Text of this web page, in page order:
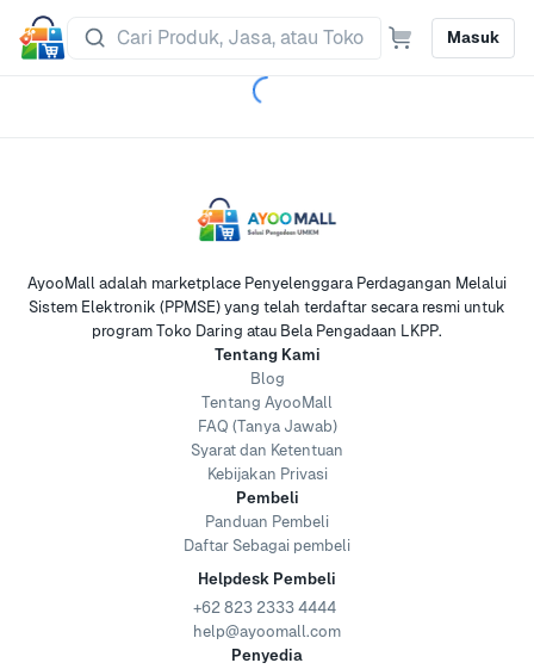
Masuk
AyooMall adalah marketplace Penyelenggara Perdagangan Melalui
Sistem Elektronik (PPMSE) yang telah terdaftar secara resmi untuk
program Toko Daring atau Bela Pengadaan LKPP.
Tentang Kami
Blog
Tentang AyooMall
FAQ (Tanya Jawab)
Syarat dan Ketentuan
Kebijakan Privasi
Pembeli
Panduan Pembeli
Daftar Sebagai pembeli
Helpdesk Pembeli
+62 823 2333 4444
help@ayoomall.com
Penyedia